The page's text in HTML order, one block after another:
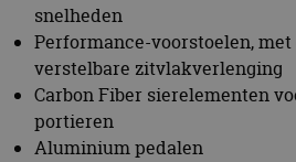
snelheden
Performance-voorstoelen,
verstelbare zitvlakverlenging
Carbon Fiber sierelementen
portieren
Aluminium pedalen